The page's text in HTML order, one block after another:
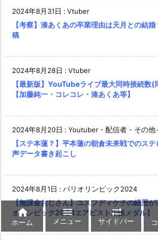
2024年8月31日 : Vtuber
【考察】湊あくあの卒業理由は天月との結
稿
2024年8月28日 : Vtuber
【最新版】YouTubeライブ最大同時接続数
【加藤純一・コレコレ・湊あくあ等】
2024年8月20日 : Youtuber・配信者・その他
【ステ本蓮？】平本蓮の朝倉未来戦でのス
声データ書き起こし
2024年8月1日 : パリオリンピック2024
【無課金おじさん】ユスフディケチの経歴
オリンピック2024エアピストル銀メダル】

ホーム

メニュー

サイドバー